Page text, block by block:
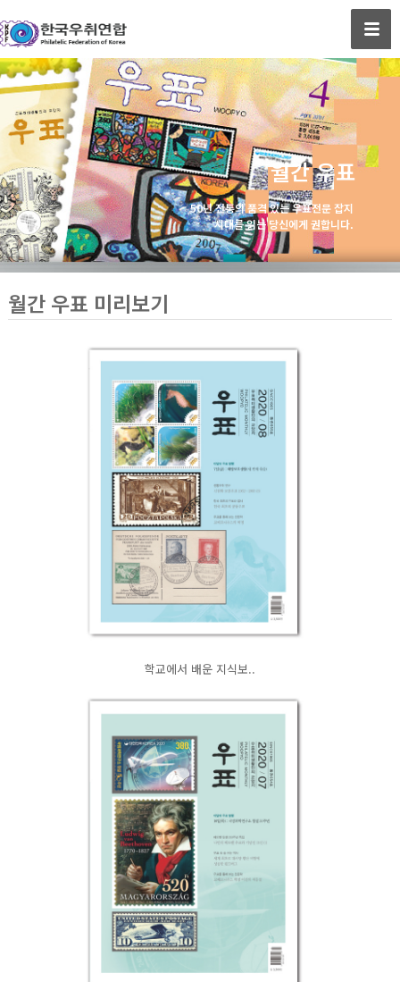
월간 우표
50년 전통의 품격 있는 우표전문 잡지
시대를 읽는 당신에게 권합니다.
월간 우표 미리보기
학교에서 배운 지식보..